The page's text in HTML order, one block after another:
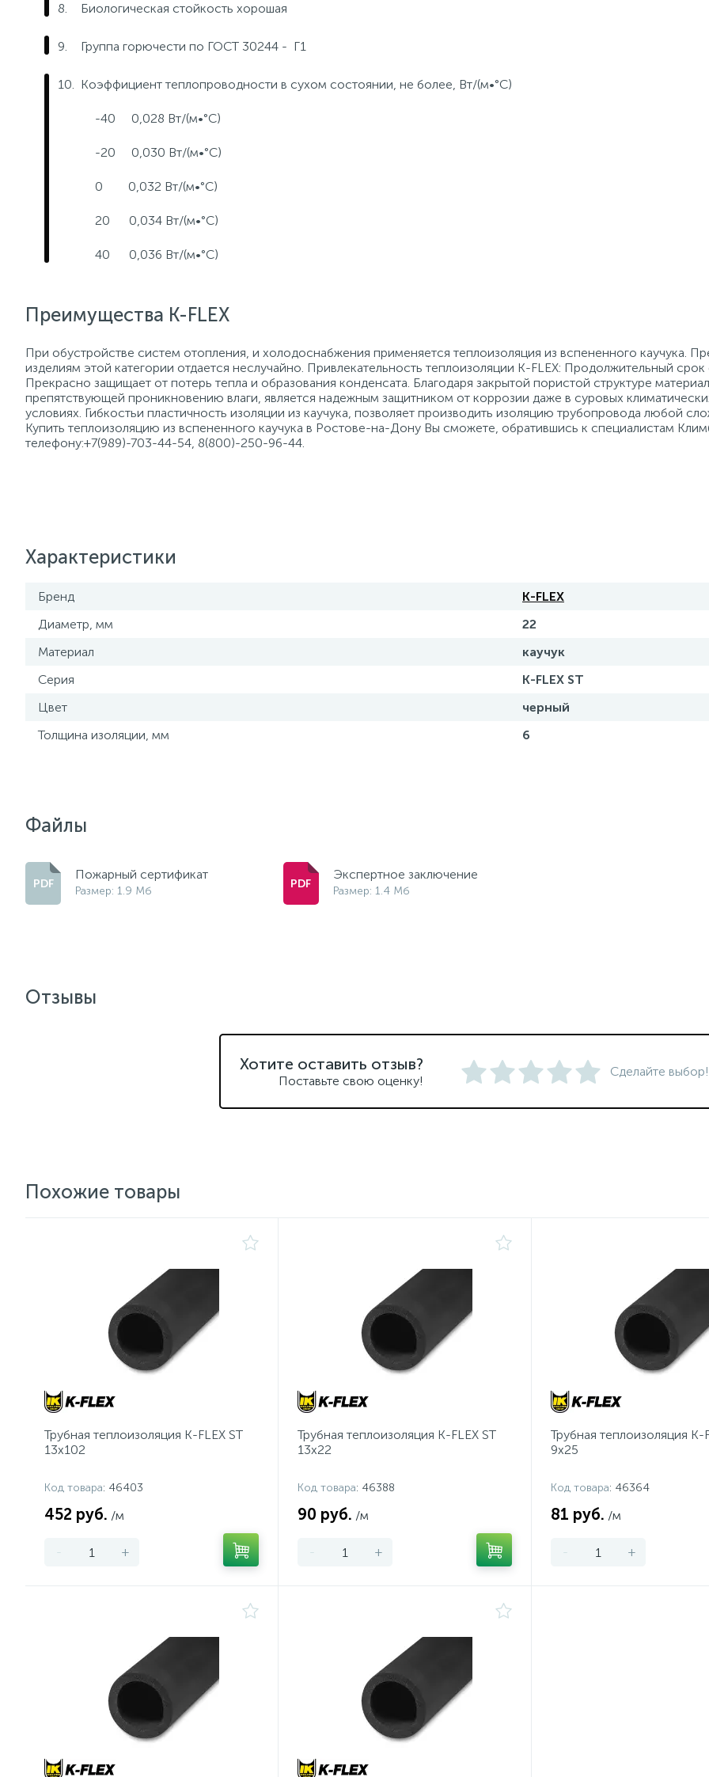
Биологическая стойкость хорошая
Группа горючести по ГОСТ 30244 - Г1
Коэффициент теплопроводности в сухом состоянии, не более, Вт/(м•°C)
-40 0,028 Вт/(м•°C)
-20 0,030 Вт/(м•°C)
0 0,032 Вт/(м•°C)
20 0,034 Вт/(м•°C)
40 0,036 Вт/(м•°C)
Преимущества K-FLEX
При обустройстве систем отопления, и холодоснабжения применяется теплоизоляция из вспененного каучука.
изделиям этой категории отдается неслучайно. Привлекательность теплоизоляции K-FLEX: Продолжительный
Прекрасно защищает от потерь тепла и образования конденсата. Благодаря закрытой пористой структуре
препятствующей проникновению влаги, является надежным защитником от коррозии даже в суровых
условиях. Гибкостьи пластичность изоляции из каучука, позволяет производить изоляцию трубопровода любой
Купить теплоизоляцию из вспененного каучука в Ростове-на-Дону Вы сможете, обратившись к специалистам
телефону:+7(989)-703-44-54, 8(800)-250-96-44.
Характеристики
Бренд
K-FLEX
Диаметр, мм
22
Материал
каучук
Серия
K-FLEX ST
Цвет
черный
Толщина изоляции, мм
6
Файлы
Пожарный сертификат
Размер: 1.9 Мб
Экспертное заключение
Размер: 1.4 Мб
Отзывы
Хотите оставить отзыв?
Поставьте свою оценку!
Сделайте выбор!
Похожие товары
Трубная теплоизоляция K-FLEX ST
13x102
Код товара: 46403
452 руб. /м
- +
Трубная теплоизоляция K-FLEX ST
13x22
Код товара: 46388
90 руб. /м
- +
Трубная теплоизоляция K-
9х25
Код товара: 46364
81 руб. /м
- +